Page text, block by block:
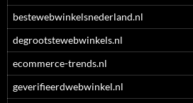
bestewebwinkelsnederland.nl
degrootstewebwinkels.nl
ecommerce-trends.nl
geverifieerdwebwinkel.nl